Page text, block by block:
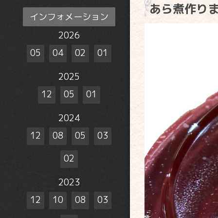
あら煮作り
インフォメーション
2026
05
04 02
01
2025
12
05
01
2024
12
08 05
03
02
2023
12
10 08
03